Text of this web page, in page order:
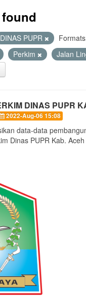
DINAS PUPR
Perkim
Jalan
DINAS PUPR
2022-Aug-06 15:08
data-data
Dinas PUPR Kab.